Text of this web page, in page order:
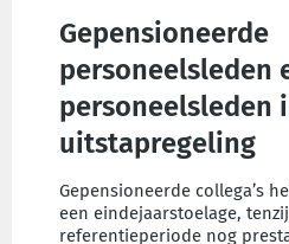
Gepensioneerde
personeelsleden
personeelsleden
uitstapregeling
Gepensioneerde collega’s
een eindejaarstoelage,
referentieperiode nog